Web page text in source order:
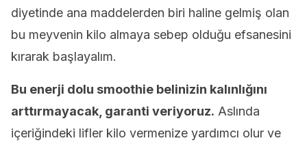
diyetinde ana maddelerden biri haline gelmiş olan
bu meyvenin kilo almaya sebep olduğu efsanesini
kırarak başlayalım.
Bu enerji dolu smoothie belinizin kalınlığını
arttırmayacak, garanti veriyoruz. Aslında
içeriğindeki lifler kilo vermenize yardımcı olur ve